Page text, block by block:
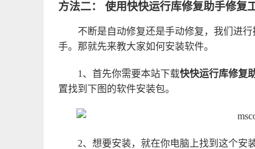
方法二： 使用快快运行库修复助手修复
不断是自动修复还是手动修复，我们进
手。那就先来教大家如何安装软件。
1、首先你需要本站下载快快运行库修复
置找到下图的软件安装包。
2、想要安装，就在你电脑上找到这个安